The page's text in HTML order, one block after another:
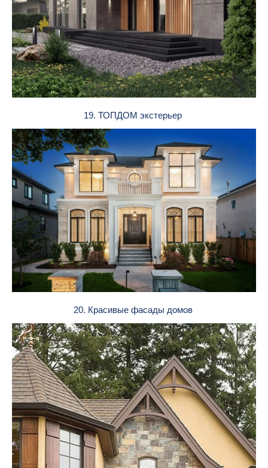
19. ТОПДОМ экстерьер
20. Красивые фасады домов